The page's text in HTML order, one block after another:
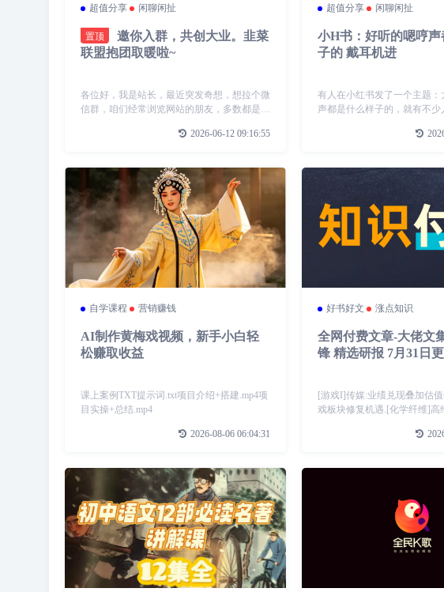
超值分享 闲聊闲扯
置顶
邀你入群，共创大业。韭菜
联盟抱团取暖啦~
各位好，我是站长，最近突发奇想，想拉个微
信群，咱们经常浏览网站的朋友，多数都是想
实体店也不好做，大家的心情我也是能感同身
2026-06-12 09:16:55
超值分享 闲聊闲扯
小H书：好听的嗯哼
子的 戴耳机进
有人在小红书发了一个主题：
声都是什么样子的，就有不少
自学课程 营销赚钱
AI制作黄梅戏视频，新手小白轻
松赚取收益
课上案例TXT提示词.txt项目介绍+搭建.mp4项
目实操+总结.mp4
2026-08-06 06:04:31
好书好文 涨点知识
全网付费文章-大佬文
锋 精选研报 7月31日
[游戏I]传媒:业绩兑现叠加估
戏板块修复机遇.[化学纤维]高
发]6月统计局房地产数据追踪